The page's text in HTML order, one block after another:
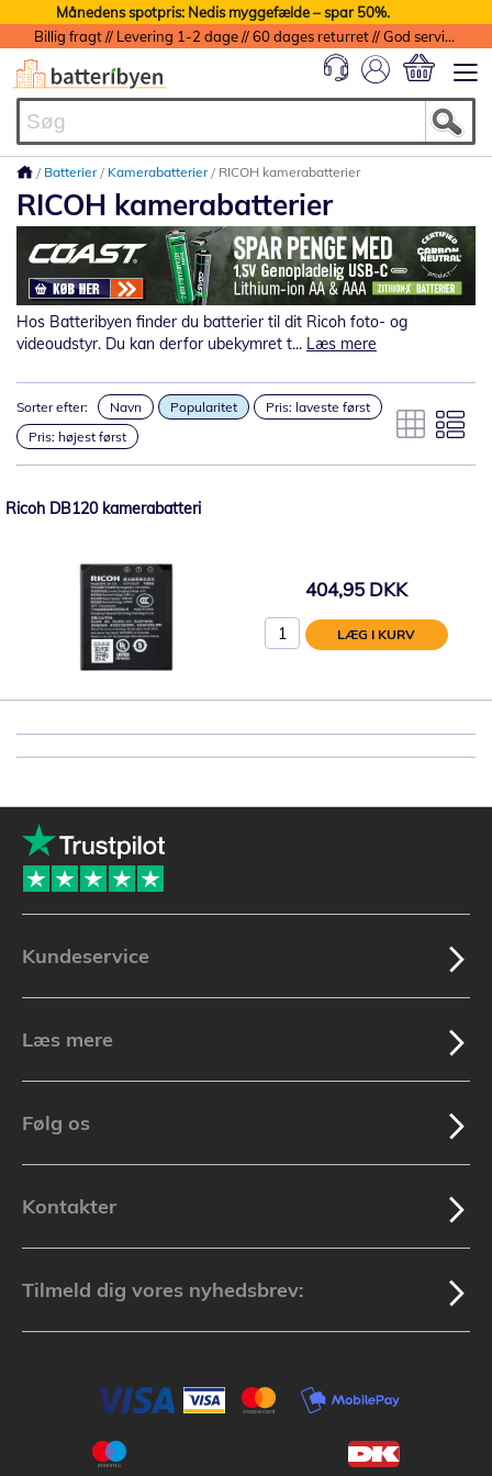
Månedens spotpris: Nedis myggefælde – spar 50%.
Billig fragt // Levering 1-2 dage // 60 dages returret // God service med garanti
Batterier Kamerabatterier RICOH kamerabatterier
RICOH kamerabatterier
Hos Batteribyen finder du batterier til dit Ricoh foto- og
videoudstyr. Du kan derfor ubekymret t... Læs mere
Sorter efter: Navn Popularitet
Pris: laveste først
Pris: højest først
Ricoh DB120 kamerabatteri
404,95 DKK
LÆG I KURV
Kundeservice
Læs mere
Følg os
Kontakter
Tilmeld dig vores nyhedsbrev: